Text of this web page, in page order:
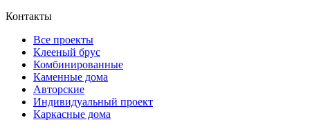
Контакты
Все проекты
Клееный брус
Комбинированные
Каменные дома
Авторские
Индивидуальный проект
Каркасные дома